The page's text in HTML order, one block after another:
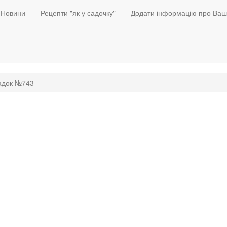
Новини Рецепти "як у садочку" Додати інформацію про
№743